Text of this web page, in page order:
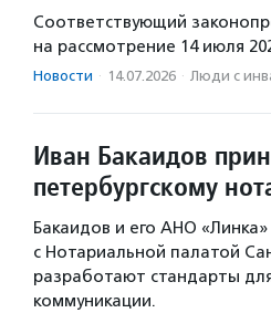
Соответствующий
на рассмотрение 14 июля
Новости · 14.07.2026 · Люди с
Иван Бакаидов
петербургскому
Бакаидов и его АНО
с Нотариальной палатой
разработают стандарты
коммуникации.